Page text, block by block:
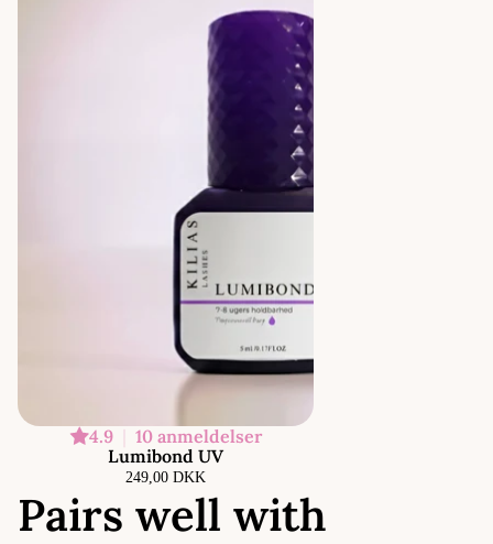
4.9
10 anmeldelser
Lumibond UV
249,00 DKK
Pairs well with